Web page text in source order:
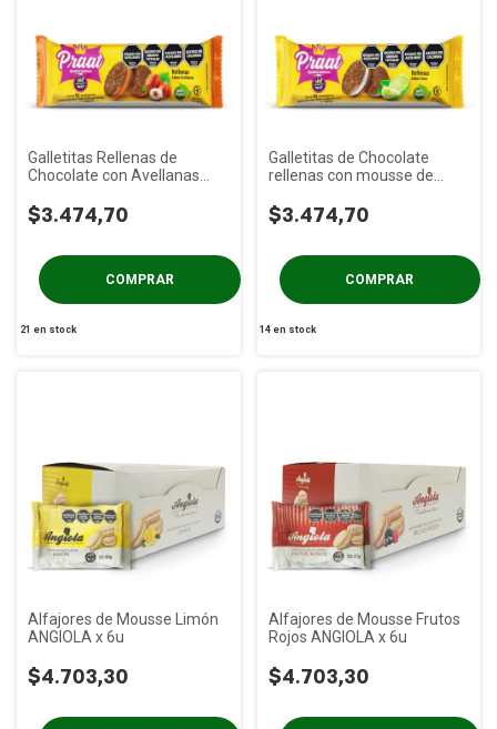
Galletitas Rellenas de
Chocolate con Avellanas
$3.474,70
21 en stock
Galletitas de Chocolate
rellenas con mousse de
$3.474,70
14 en stock
Alfajores de Mousse Limón
ANGIOLA x 6u
$4.703,30
Alfajores de Mousse Frutos
Rojos ANGIOLA x 6u
$4.703,30